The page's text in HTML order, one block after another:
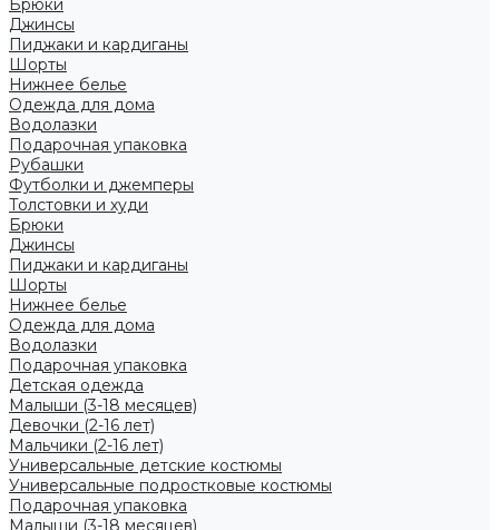
Брюки
Джинсы
Пиджаки и кардиганы
Шорты
Нижнее белье
Одежда для дома
Водолазки
Подарочная упаковка
Рубашки
Футболки и джемперы
Толстовки и худи
Брюки
Джинсы
Пиджаки и кардиганы
Шорты
Нижнее белье
Одежда для дома
Водолазки
Подарочная упаковка
Детская одежда
Малыши (3-18 месяцев)
Девочки (2-16 лет)
Мальчики (2-16 лет)
Универсальные детские костюмы
Универсальные подростковые костюмы
Подарочная упаковка
Малыши (3-18 месяцев)